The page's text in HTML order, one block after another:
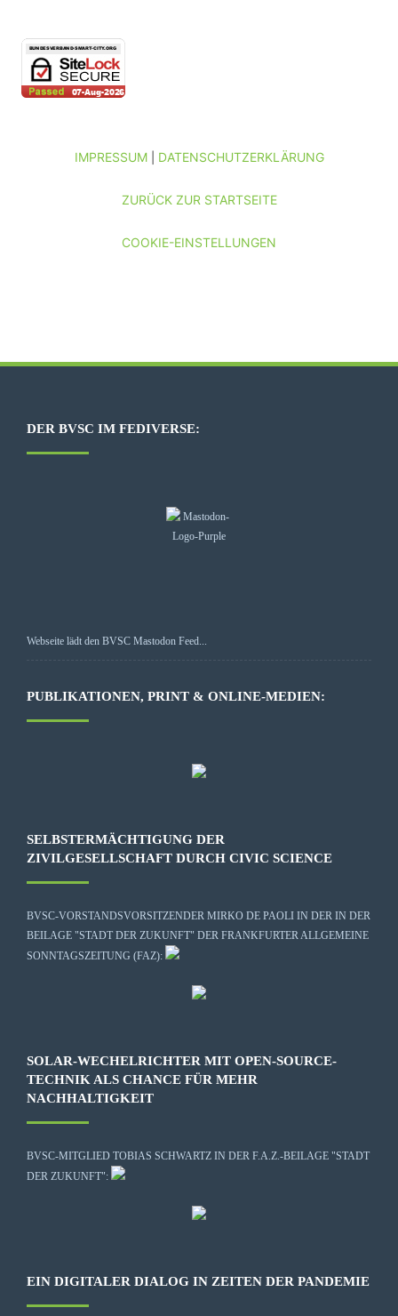
IMPRESSUM| DATENSCHUTZERKLÄRUNG
ZURÜCK ZUR STARTSEITE
COOKIE-EINSTELLUNGEN
DER BVSC IM FEDIVERSE:
Webseite lädt den BVSC Mastodon Feed...
PUBLIKATIONEN, PRINT & ONLINE-MEDIEN:
SELBSTERMÄCHTIGUNG DER
ZIVILGESELLSCHAFT DURCH CIVIC SCIENCE
BVSC-VORSTANDSVORSITZENDER MIRKO DE PAOLI IN DER IN DER
BEILAGE "STADT DER ZUKUNFT" DER FRANKFURTER ALLGEMEINE
SONNTAGSZEITUNG (FAZ):
SOLAR-WECHELRICHTER MIT OPEN-SOURCE-
TECHNIK ALS CHANCE FÜR MEHR
NACHHALTIGKEIT
BVSC-MITGLIED TOBIAS SCHWARTZ IN DER F.A.Z.-BEILAGE "STADT
DER ZUKUNFT":
EIN DIGITALER DIALOG IN ZEITEN DER PANDEMIE